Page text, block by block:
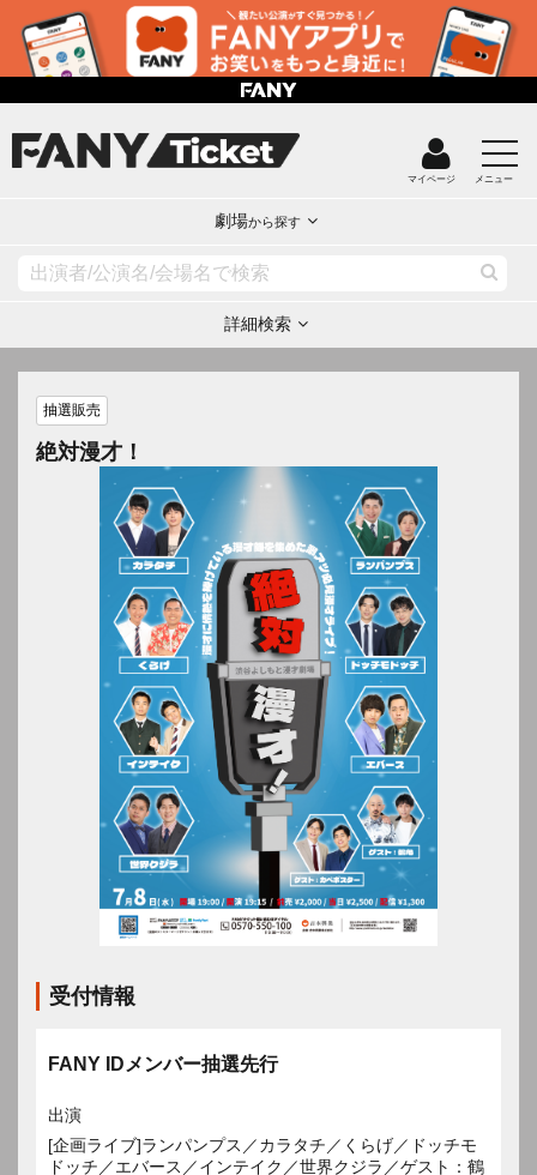
マイページ メニュー
劇場から探す
詳細検索
抽選販売
絶対漫才！
受付情報
FANY IDメンバー抽選先行
出演
[企画ライブ]ランパンプス／カラタチ／くらげ／ドッチモ
ドッチ／エバース／インテイク／世界クジラ／ゲスト：鶴